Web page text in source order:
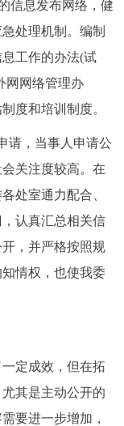
信息发布网络，健
处理机制。编制
工作的办法(试
网网络管理办
度和培训制度。
，当事人申请公
关注度较高。在
处室通力配合、
认真汇总相关信
，并严格按照规
情权，也使我委
定成效，但在拓
其是主动公开的
要进一步增加，